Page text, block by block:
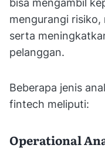
bisa mengambil
mengurangi risiko,
serta
pelanggan.
Beberapa jenis
fintech meliputi:
Operational